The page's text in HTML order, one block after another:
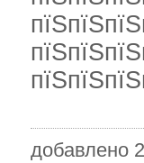
добавлено